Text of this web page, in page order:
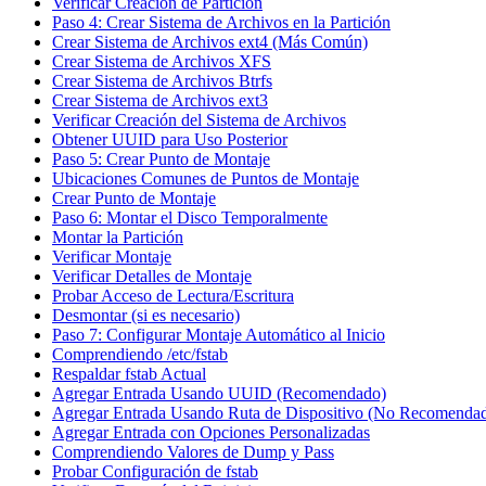
Paso 4: Crear Sistema de Archivos en la Partición
Crear Sistema de Archivos ext4 (Más Común)
Crear Sistema de Archivos XFS
Crear Sistema de Archivos Btrfs
Crear Sistema de Archivos ext3
Verificar Creación del Sistema de Archivos
Obtener UUID para Uso Posterior
Paso 5: Crear Punto de Montaje
Ubicaciones Comunes de Puntos de Montaje
Crear Punto de Montaje
Paso 6: Montar el Disco Temporalmente
Montar la Partición
Verificar Montaje
Verificar Detalles de Montaje
Probar Acceso de Lectura/Escritura
Desmontar (si es necesario)
Paso 7: Configurar Montaje Automático al Inicio
Comprendiendo /etc/fstab
Respaldar fstab Actual
Agregar Entrada Usando UUID (Recomendado)
Agregar Entrada Usando Ruta de Dispositivo (No
Agregar Entrada con Opciones Personalizadas
Comprendiendo Valores de Dump y Pass
Probar Configuración de fstab